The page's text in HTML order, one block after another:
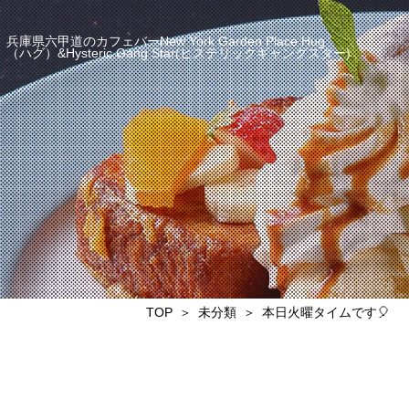
兵庫県六甲道のカフェバーNew York Garden Place Hug
（ハグ）&Hysteric Gang Star(ヒステリックギャングスター)
TOP 未分類 本日火曜タイムです🎈